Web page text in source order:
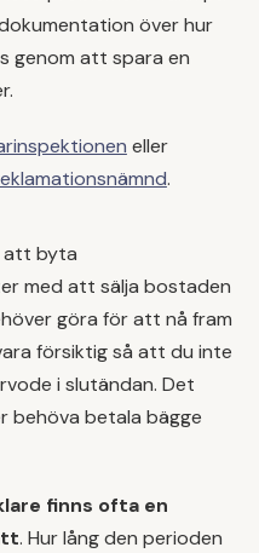
över hur
genom att spara en
eller
.
att byta
med att sälja bostaden
göra för att nå fram
försiktig så att du inte
i slutändan. Det
behöva betala bägge
finns ofta en
. Hur lång den perioden